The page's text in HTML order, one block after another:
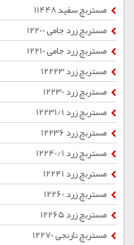
مستربچ سفید 11448
مستربچ زرد جامی 12200
مستربچ زرد جامی 12210
مستربچ زرد 12223
مستربچ زرد 12230
مستربچ زرد 12231/1
مستربچ زرد 12236
مستربچ زرد 12240/1
مستربچ زرد 12241
مستربچ زرد 12260
مستربچ زرد 12265
مستربچ نارنجی 12270